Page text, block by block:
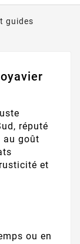
guides
réputé
au goût
et
ou en